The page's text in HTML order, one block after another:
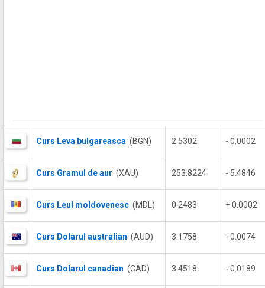
Curs Leva bulgareasca (BGN) 2.5302 - 0.0002
Curs Gramul de aur (XAU) 253.8224 - 5.4846
Curs Leul moldovenesc (MDL) 0.2483 + 0.0002
Curs Dolarul australian (AUD) 3.1758 - 0.0074
Curs Dolarul canadian (CAD) 3.4518 - 0.0189